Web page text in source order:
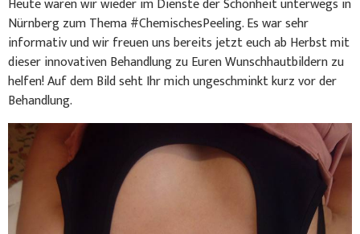
Heute waren wir wieder im Dienste der Schönheit unterwegs in
Nürnberg zum Thema #ChemischesPeeling. Es war sehr
informativ und wir freuen uns bereits jetzt euch ab Herbst mit
dieser innovativen Behandlung zu Euren Wunschhautbildern zu
helfen! Auf dem Bild seht Ihr mich ungeschminkt kurz vor der
Behandlung.